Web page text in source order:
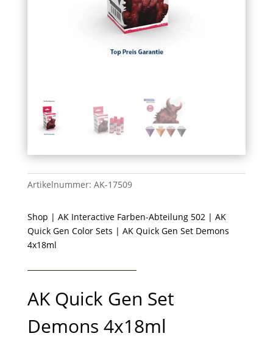
Artikelnummer: AK-17509
Shop | AK Interactive Farben-Abteilung 502| AK
Quick Gen Color Sets | AK Quick Gen Set Demons
4x18ml
AK Quick Gen Set
Demons 4x18ml